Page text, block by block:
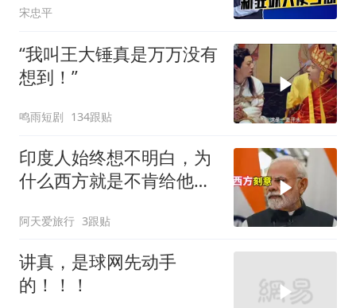
宋忠平
“我叫王大锤真是万万没有
想到！”
鸣雨短剧 134跟贴
印度人始终想不明白，为
什么西方就是不肯给他们
阿天爱旅行 3跟贴
讲真，是球网先动手
的！！！